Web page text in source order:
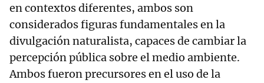
en contextos diferentes, ambos son
considerados figuras fundamentales en la
divulgación naturalista, capaces de cambiar la
percepción pública sobre el medio ambiente.
Ambos fueron precursores en el uso de la